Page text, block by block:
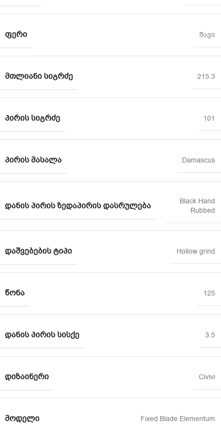
ᲤᲔᲠᲘ შავი
ᲛᲗᲚᲘᲐᲜᲘ ᲡᲘᲒᲠᲫᲔ 215.3
ᲞᲘᲠᲘᲡ ᲡᲘᲒᲠᲫᲔ 101
ᲞᲘᲠᲘᲡ ᲛᲐᲡᲐᲚᲐ Damascus
ᲓᲐᲜᲘᲡ ᲞᲘᲠᲘᲡ ᲖᲔᲓᲐᲞᲘᲠᲘᲡ ᲓᲐᲡᲠᲣᲚᲔᲑᲐ
Black Hand
Rubbed
ᲓᲐᲨᲕᲔᲑᲔᲑᲘᲡ ᲢᲘᲞᲘ Hollow grind
ᲬᲝᲜᲐ 125
ᲓᲐᲜᲘᲡ ᲞᲘᲠᲘᲡ ᲡᲘᲡᲥᲔ 3.5
ᲓᲘᲖᲐᲘᲜᲔᲠᲘ Civivi
ᲛᲝᲓᲔᲚᲘ Fixed Blade Elementum